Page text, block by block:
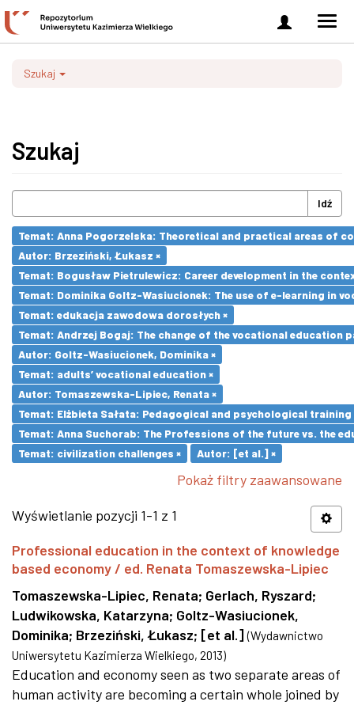
Zaloguj
się
Szukaj
Szukaj
Idź
Temat: Anna Pogorzelska: Theoretical and practical areas of
Autor: Brzeziński, Łukasz ×
Temat: Bogusław Pietrulewicz: Career development in the
Temat: Dominika Goltz-Wasiucionek: The use of e-learning in
Temat: edukacja zawodowa dorosłych ×
Temat: Andrzej Bogaj: The change of the vocational education
Autor: Goltz-Wasiucionek, Dominika ×
Temat: adults’ vocational education ×
Autor: Tomaszewska-Lipiec, Renata ×
Temat: Elżbieta Sałata: Pedagogical and psychological
Temat: Anna Suchorab: The Professions of the future vs. the
Temat: civilization challenges ×
Autor: [et al.] ×
Pokaż filtry zaawansowane
Wyświetlanie pozycji 1-1 z 1
Professional education in the context of knowledge
based economy / ed. Renata Tomaszewska-Lipiec
Tomaszewska-Lipiec, Renata; Gerlach, Ryszard;
Ludwikowska, Katarzyna; Goltz-Wasiucionek,
Dominika; Brzeziński, Łukasz; [et al.] (Wydawnictwo
Uniwersytetu Kazimierza Wielkiego, 2013)
Education and economy seen as two separate areas of
human activity are becoming a certain whole joined by